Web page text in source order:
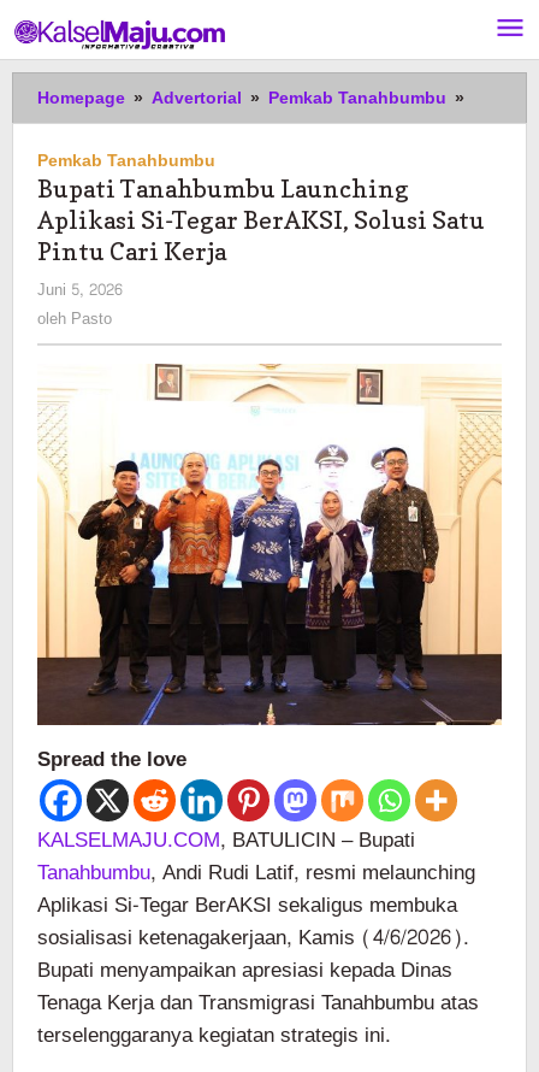
ke
konten
Homepage » Advertorial » Pemkab Tanahbumbu »
Tegar
Cari
Kerja
Pemkab Tanahbumbu
Bupati Tanahbumbu Launching
Aplikasi Si-Tegar BerAKSI, Solusi Satu
Pintu Cari Kerja
Juni 5, 2026
oleh Pasto
Spread the love
KALSELMAJU.COM, BATULICIN – Bupati
Tanahbumbu, Andi Rudi Latif, resmi melaunching
Aplikasi Si-Tegar BerAKSI sekaligus membuka
sosialisasi ketenagakerjaan, Kamis (4/6/2026).
Bupati menyampaikan apresiasi kepada Dinas
Tenaga Kerja dan Transmigrasi Tanahbumbu atas
terselenggaranya kegiatan strategis ini.